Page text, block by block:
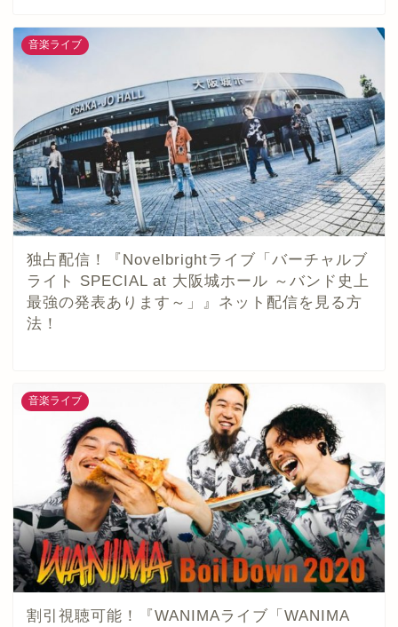
音楽ライブ
独占配信！『Novelbrightライブ「バーチャルブ
ライト SPECIAL at 大阪城ホール ～バンド史上
最強の発表あります～」』ネット配信を見る方
法！
音楽ライブ
割引視聴可能！『WANIMAライブ「WANIMA